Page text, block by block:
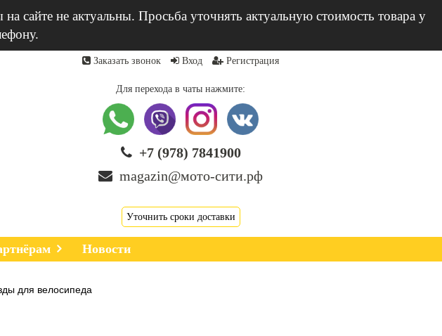
сайте не актуальны. Просьба уточнять актуальную стоимость товара у
Заказать звонок Вход Регистрация
Для перехода в чаты нажмите:
+7 (978) 7841900
magazin@мото-сити.рф
Уточнить сроки доставки
Новости
для велосипеда